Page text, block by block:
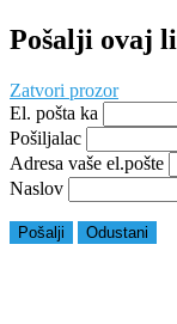
Pošalji ovaj
Zatvori prozor
El. pošta ka
Pošiljalac
Adresa vaše el.pošte
Naslov
Pošalji Odustani